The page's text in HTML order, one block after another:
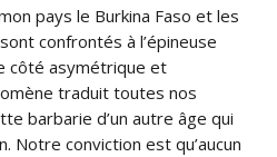
pays le Burkina Faso et les
confrontés à l’épineuse
côté asymétrique et
traduit toutes nos
barbarie d’un autre âge qui
Notre conviction est qu’aucun